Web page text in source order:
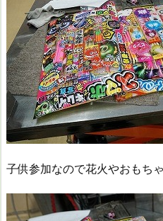
子供参加なので花火やおもち